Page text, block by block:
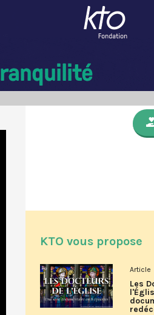
KTO vous propose
Article
Les